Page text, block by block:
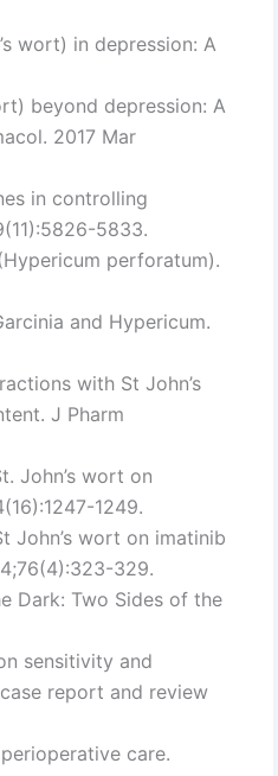
wort) in depression: A
beyond depression: A
2017 Mar
in controlling
5833.
perforatum).
and Hypericum.
with St John’s
J Pharm
John’s wort on
1249.
John’s wort on imatinib
329.
Dark: Two Sides of the
sensitivity and
report and review
care.